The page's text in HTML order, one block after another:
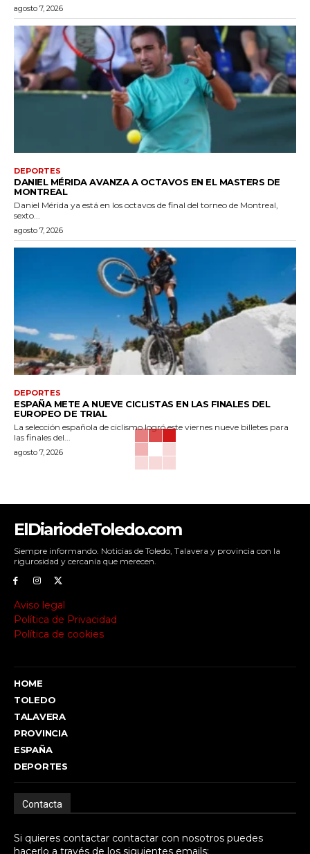
agosto 7, 2026
DEPORTES
DANIEL MÉRIDA AVANZA A OCTAVOS EN EL MASTERS DE
MONTREAL
Daniel Mérida ya está en los octavos de final del torneo de Montreal,
sexto...
agosto 7, 2026
DEPORTES
ESPAÑA METE A NUEVE CICLISTAS EN LAS FINALES DEL
EUROPEO DE TRIAL
La selección española de ciclismo logró este viernes nueve billetes para
las finales del...
agosto 7, 2026
ElDiariodeToledo.com
Siempre informando. Noticias de Toledo, Talavera y provincia con la
rigurosidad y cercanía que merecen.
Aviso legal
Política de Privacidad
Política de cookies
HOME
TOLEDO
TALAVERA
PROVINCIA
ESPAÑA
DEPORTES
Contacta
Si quieres contactar contactar con nosotros puedes
hacerlo a través de los siguientes emails: